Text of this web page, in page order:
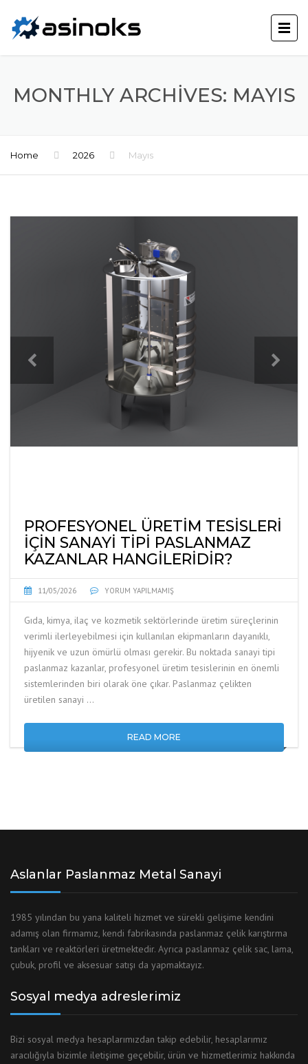
MONTHLY ARCHIVES: MAYIS
Home 2026 Mayıs
PROFESYONEL ÜRETIM TESISLERI
İÇIN SANAYI TIPI PASLANMAZ
KAZANLAR HANGILERIDIR?
11/05/2026 YORUM YAPILMAMIŞ
Gıda, kimya, ilaç ve kozmetik sektörlerinde üretim süreçlerinin
verimli ilerleyebilmesi için kullanılan ekipmanların dayanıklı,
hijyenik ve uzun ömürlü olması gerekir. Bu noktada sanayi tipi
paslanmaz kazanlar, profesyonel üretim tesislerinin en önemli
sistemlerinden biri olarak öne çıkar. Paslanmaz çelikten
üretilen sanayi …
READ MORE
Aslanlar Paslanmaz Metal Sanayi
1985 yılından bu yana kaliteli hizmet ve sürekli gelişime kendini
adamış olan firmamız, kendi fabrikasında paslanmaz çelik karıştırma
tankları ve reaktörleri üretmektedir. Ayrıca paslanmaz çelik sac, lama,
çubuk, profil ve aksesuar satışı da yapmaktayız.
Sosyal medya adreslerimiz
Bizi sosyal medya hesaplarımızdan takip edebilir, hesaplarımız
aracılığıyla bizimle iletişime geçebilir, ürün ve hizmetlerimiz hakkında